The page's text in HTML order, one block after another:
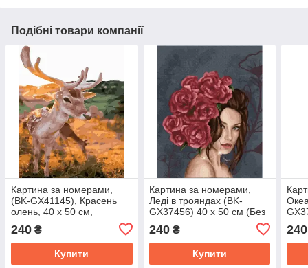
Подібні товари компанії
Картина за номерами,
(BK-GX41145), Красень
олень, 40 х 50 см,
240 ₴
Купити
Картина за номерами,
Леді в трояндах (BK-
GX37456) 40 х 50 см (Без
240₴
Купити
240